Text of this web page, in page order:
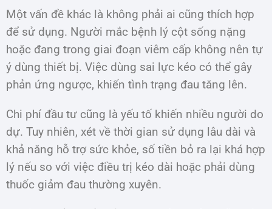
Một vấn đề khác là không phải ai cũng thích hợp
để sử dụng. Người mắc bệnh lý cột sống nặng
hoặc đang trong giai đoạn viêm cấp không nên tự
ý dùng thiết bị. Việc dùng sai lực kéo có thể gây
phản ứng ngược, khiến tình trạng đau tăng lên.
Chi phí đầu tư cũng là yếu tố khiến nhiều người do
dự. Tuy nhiên, xét về thời gian sử dụng lâu dài và
khả năng hỗ trợ sức khỏe, số tiền bỏ ra lại khá hợp
lý nếu so với việc điều trị kéo dài hoặc phải dùng
thuốc giảm đau thường xuyên.